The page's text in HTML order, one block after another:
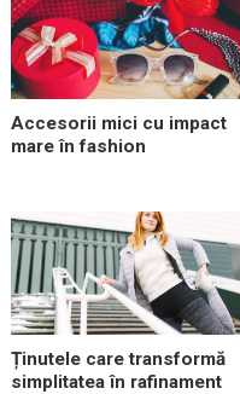
Accesorii mici cu impact
mare în fashion
Ținutele care transformă
simplitatea în rafinament